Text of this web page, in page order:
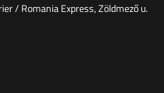
/ Romania Express, Zöldmező u.